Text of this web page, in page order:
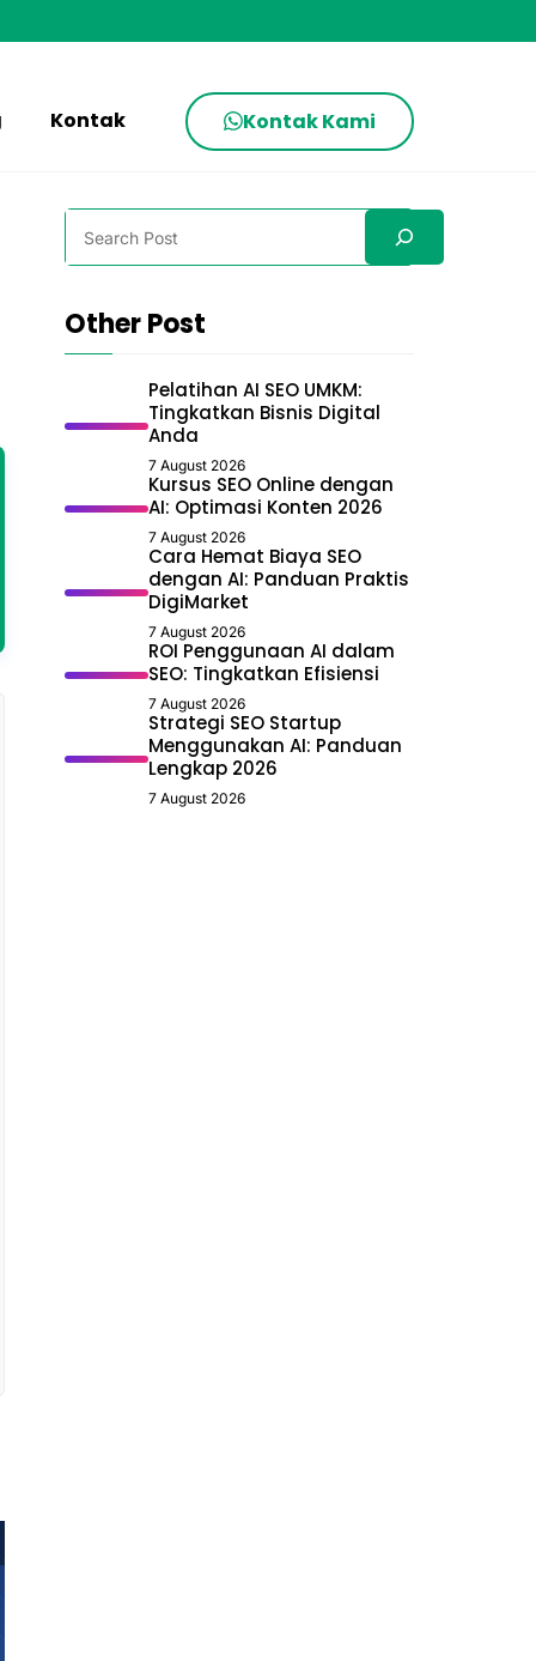
Kontak Kontak Kami
Search
Other Post
Pelatihan AI SEO UMKM:
Tingkatkan Bisnis Digital
Anda
7 August 2026
Kursus SEO Online dengan
AI: Optimasi Konten 2026
7 August 2026
Cara Hemat Biaya SEO
dengan AI: Panduan Praktis
DigiMarket
7 August 2026
ROI Penggunaan AI dalam
SEO: Tingkatkan Efisiensi
7 August 2026
Strategi SEO Startup
Menggunakan AI: Panduan
Lengkap 2026
7 August 2026